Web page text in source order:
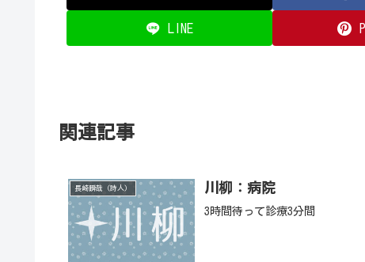
LINE
関連記事
長崎瞬哉（詩人） 川柳：病院
3時間待って診療3分間